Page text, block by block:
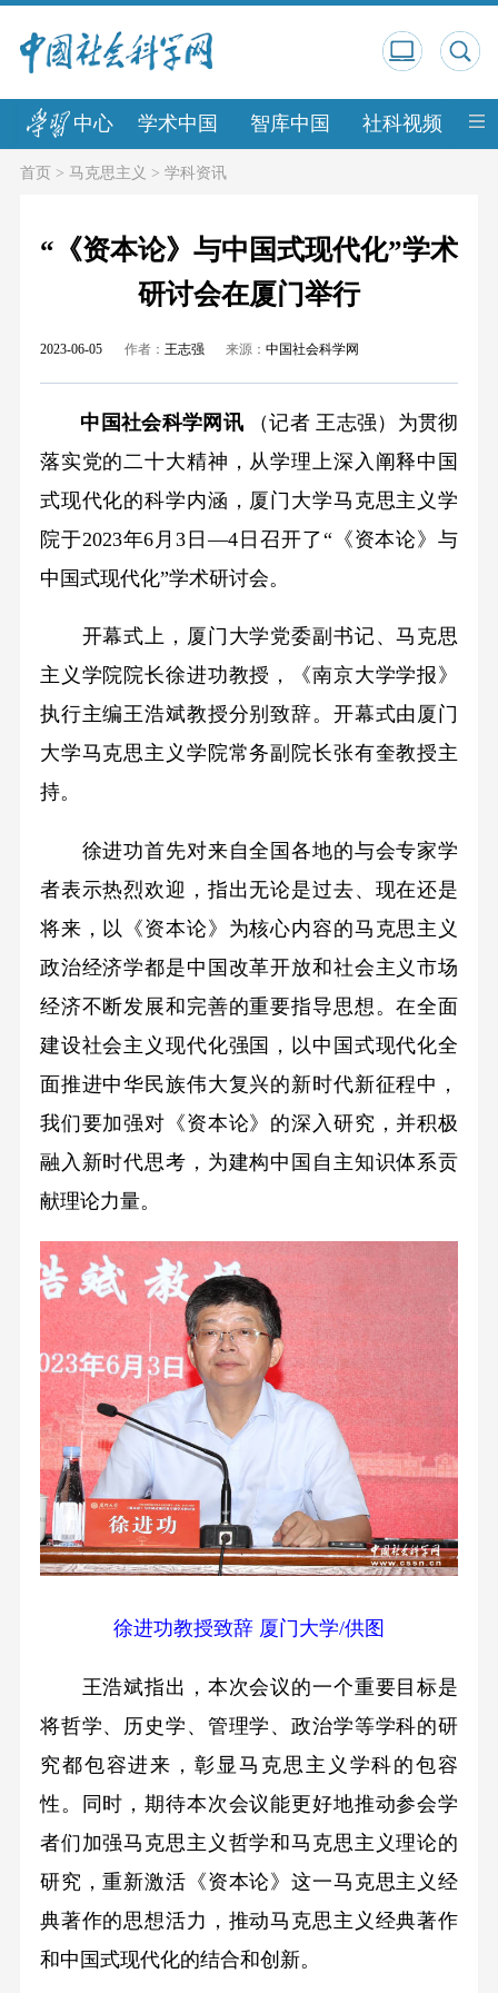
中心 学术中国 智库中国 社科视频 中
首页> 马克思主义 > 学科资讯
“《资本论》与中国式现代化”学术
研讨会在厦门举行
2023-06-05 作者： 王志强 来源：中国社会科学网
中国社会科学网讯（记者 王志强）为贯彻
落实党的二十大精神，从学理上深入阐释中国
式现代化的科学内涵，厦门大学马克思主义学
院于2023年6月3日—4日召开了“《资本论》与
中国式现代化”学术研讨会。
开幕式上，厦门大学党委副书记、马克思
主义学院院长徐进功教授，《南京大学学报》
执行主编王浩斌教授分别致辞。开幕式由厦门
大学马克思主义学院常务副院长张有奎教授主
持。
徐进功首先对来自全国各地的与会专家学
者表示热烈欢迎，指出无论是过去、现在还是
将来，以《资本论》为核心内容的马克思主义
政治经济学都是中国改革开放和社会主义市场
经济不断发展和完善的重要指导思想。在全面
建设社会主义现代化强国，以中国式现代化全
面推进中华民族伟大复兴的新时代新征程中，
我们要加强对《资本论》的深入研究，并积极
融入新时代思考，为建构中国自主知识体系贡
献理论力量。
徐进功教授致辞 厦门大学/供图
王浩斌指出，本次会议的一个重要目标是
将哲学、历史学、管理学、政治学等学科的研
究都包容进来，彰显马克思主义学科的包容
性。同时，期待本次会议能更好地推动参会学
者们加强马克思主义哲学和马克思主义理论的
研究，重新激活《资本论》这一马克思主义经
典著作的思想活力，推动马克思主义经典著作
和中国式现代化的结合和创新。